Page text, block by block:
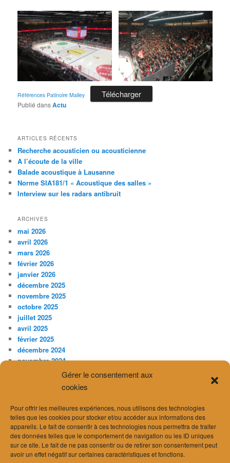
Gérer le consentement aux
cookies
Pour offrir les meilleures expériences, nous utilisons des technologies
telles que les cookies pour stocker et/ou accéder aux informations des
appareils. Le fait de consentir à ces technologies nous permettra de traiter
des données telles que le comportement de navigation ou les ID uniques
sur ce site. Le fait de ne pas consentir ou de retirer son consentement peut
avoir un effet négatif sur certaines caractéristiques et fonctions.
Références Patinoire Malley Télécharger
Publié dansActu
ARTICLES RÉCENTS
Recherche acousticien ou acousticienne
A l’écoute de la ville
Balade acoustique à Lausanne
Norme SIA181/1 « Acoustique des salles »
Interview sur les radars antibruit
ARCHIVES
mai 2026
avril 2026
mars 2026
février 2026
janvier 2026
décembre 2025
novembre 2025
octobre 2025
juillet 2025
avril 2025
février 2025
décembre 2024
novembre 2024
septembre 2024
juin 2024
avril 2024
mars 2024
février 2024
janvier 2024
décembre 2023